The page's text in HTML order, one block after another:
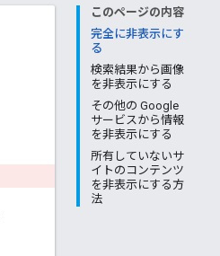
このページの内容
完全に非表示にす
る
検索結果から画像
を非表示にする
その他の Google
サービスから情報
を非表示にする
所有していないサ
イトのコンテンツ
を非表示にする方
法